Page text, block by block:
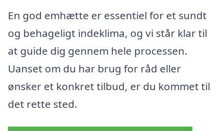
En god emhætte er essentiel for et sundt
og behageligt indeklima, og vi står klar til
at guide dig gennem hele processen.
Uanset om du har brug for råd eller
ønsker et konkret tilbud, er du kommet til
det rette sted.